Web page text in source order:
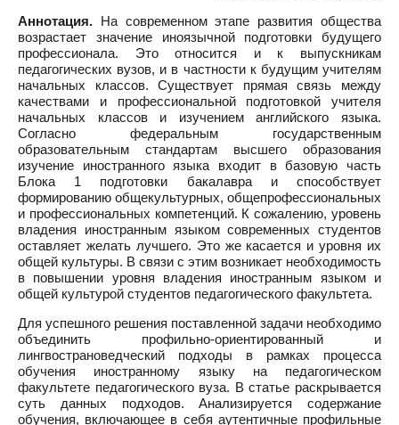
Аннотация. На современном этапе развития общества
возрастает значение иноязычной подготовки будущего
профессионала. Это относится и к выпускникам
педагогических вузов, и в частности к будущим учителям
начальных классов. Существует прямая связь между
качествами и профессиональной подготовкой учителя
начальных классов и изучением английского языка.
Согласно федеральным государственным
образовательным стандартам высшего образования
изучение иностранного языка входит в базовую часть
Блока 1 подготовки бакалавра и способствует
формированию общекультурных, общепрофессиональных
и профессиональных компетенций. К сожалению, уровень
владения иностранным языком современных студентов
оставляет желать лучшего. Это же касается и уровня их
общей культуры. В связи с этим возникает необходимость
в повышении уровня владения иностранным языком и
общей культурой студентов педагогического факультета.
Для успешного решения поставленной задачи необходимо
объединить профильно-ориентированный и
лингвострановедческий подходы в рамках процесса
обучения иностранному языку на педагогическом
факультете педагогического вуза. В статье раскрывается
суть данных подходов. Анализируется содержание
обучения, включающее в себя аутентичные профильные